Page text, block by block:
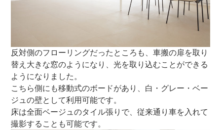
反対側のフローリングだったところも、車搬の扉を取り
替え大きな窓のようになり、光を取り込むことができる
ようになりました。
こちら側にも移動式のボードがあり、白・グレー・ベー
ジュの壁として利用可能です。
床は全面ベージュのタイル張りで、従来通り車を入れて
撮影することも可能です。